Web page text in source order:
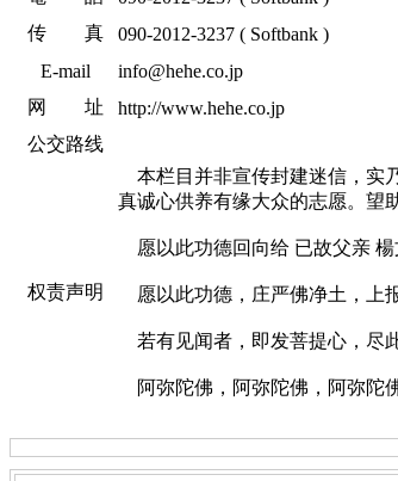
传 真
090-2012-3237 ( Softbank )
E-mail
info@hehe.co.jp
网 址
http://www.hehe.co.jp
公交路线
权责声明
本栏目并非宣传封建迷信，实
真诚心供养有缘大众的志愿。望
愿以此功德回向给 已故父亲 楊
愿以此功德，庄严佛净土，上
若有见闻者，即发菩提心，尽
阿弥陀佛，阿弥陀佛，阿弥陀